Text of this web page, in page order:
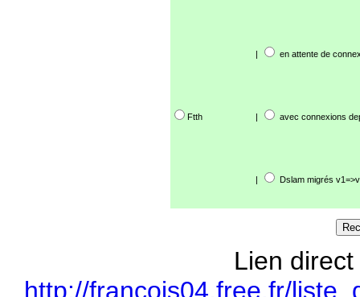
| en attente de
Ftth | avec connexions
| Dslam migrés
Lien
http://francois04.free.fr/